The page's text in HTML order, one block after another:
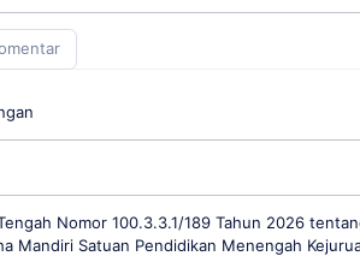
Nomor 100.3.3.1/189 Tahun 2026
Mandiri Satuan Pendidikan Menengah